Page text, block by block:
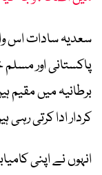
سعدیہ سادات اس
برطانیہ میں مقیم
کردار ادا کرتی رہی
انہوں نے اپنی